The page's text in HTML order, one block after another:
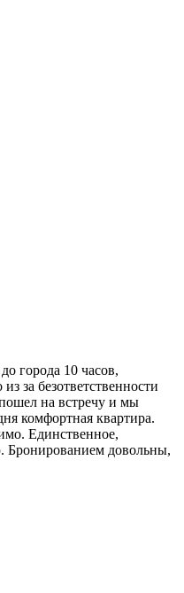
города 10 часов,
за безответственности
пошел на встречу и мы
комфортная квартира.
Единственное,
Бронированием довольны,